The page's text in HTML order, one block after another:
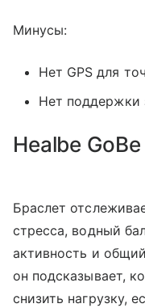
Минусы:
Нет GPS для
Нет поддержки
Healbe GoBe
Браслет
стресса, водный
активность и
он подсказывает,
снизить нагрузку,